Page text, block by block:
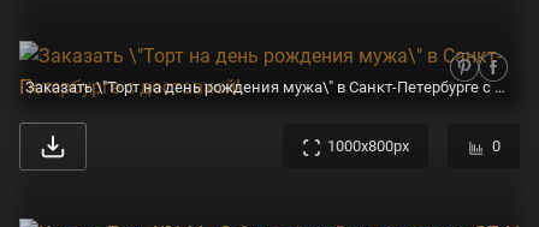
Заказать \"Торт на день рождения мужа\" в Санкт-Петербурге с доставкой!
1000x800px 0